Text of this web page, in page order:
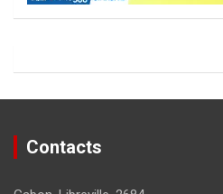
Contacts